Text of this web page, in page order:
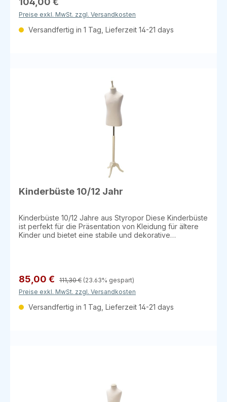
Präsentation von Kinderbekleidung in Ihrem Geschäft
oder für spezielle Ausstellungen!
Preise exkl. MwSt. zzgl. Versandkosten
Versandfertig in 1 Tag, Lieferzeit 14-21 days
Kinderbüste 10/12 Jahr
Kinderbüste 10/12 Jahre aus Styropor Diese Kinderbüste
ist perfekt für die Präsentation von Kleidung für ältere
Kinder und bietet eine stabile und dekorative
(flach) Mit Rundfuß und Halsabschluss (Knauf) Mit
Dreibein und Halsabschluss (Knauf) Ideal für die
Präsentation von Kindermode in Geschäften oder für
Ausstellungen!
85,00 € 111,30 € (23.63% gespart)
Preise exkl. MwSt. zzgl. Versandkosten
Versandfertig in 1 Tag, Lieferzeit 14-21 days